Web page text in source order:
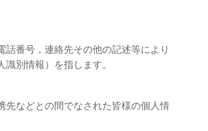
番号，連絡先その他の記述等により
別情報）を指します。
先などとの間でなされた皆様の個人情